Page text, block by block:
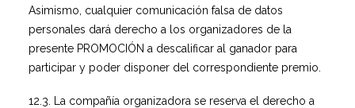
Asimismo, cualquier comunicación falsa de datos
personales dará derecho a los organizadores de la
presente PROMOCIÓN a descalificar al ganador para
participar y poder disponer del correspondiente premio.
12.3. La compañía organizadora se reserva el derecho a